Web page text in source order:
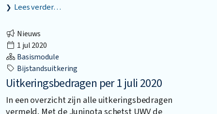
Lees verder…
Nieuws
1 jul 2020
Basismodule
Bijstandsuitkering
Uitkeringsbedragen per 1 juli 2020
In een overzicht zijn alle uitkeringsbedragen